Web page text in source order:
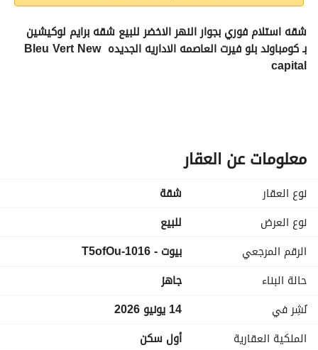
شقه استلام فوري بجوار النهر الاخضر للبيع شقه برايم لوكيشين
بـ كومباوند بلو فيرت العاصمه الاداريه الجديده Bleu Vert New
capital
السعر الاجمالي = 6,690,000
10% مقدم + اقســـــــــــــــــــــــــاط تصل الي 7 سنوات !!
كلمني واعرف التفاصيل
عرض معلومات الاتصال
او ابعتلي مسج علي الواتساب وهبعتلك التفاصيل كاملـــــــــــــــــــــــه
--------------------------------------------------------
-----------------------------------------------------------------
معلومات عن العقار
نوع العقار
شقة
نوع العرض
للبيع
الرقم المرجعي
بيوت - 1016-T5ofOu
حالة البناء
جاهز
نُشِر في
14 يونيو 2026
الملكية العقارية
أول سكن